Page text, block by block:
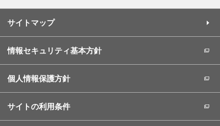
サイトマップ
情報セキュリティ基本方針
個人情報保護方針
サイトの利用条件